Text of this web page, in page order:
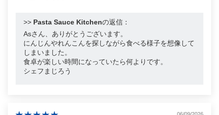
>> Pasta Sauce Kitchenの返信：
Asさん、ありがとうございます。
にんじんやれんこんを探しながら食べる様子を想像して
しまいました。
食卓が楽しい時間になっていたら何よりです。
シェフまじろう